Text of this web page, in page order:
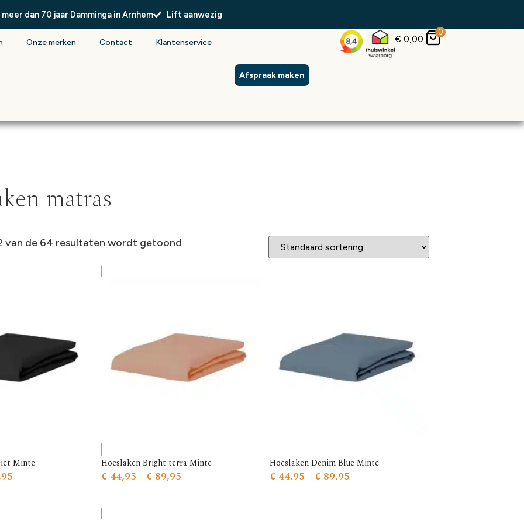
meer dan 70 jaar Damminga in Arnhem Lift aanwezig
Onze merken Contact Klantenservice
Afspraak maken
€ 0,00
0
matras
van de 64 resultaten wordt getoond
Minte Hoeslaken Bright terra Minte
€44,95 - €89,95
Hoeslaken Denim Blue Minte
€ 44,95 - € 89,95